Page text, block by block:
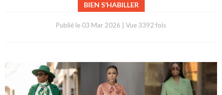
BIEN S’HABILLER
Publié le 03 Mar 2026 Vue 3392 fois